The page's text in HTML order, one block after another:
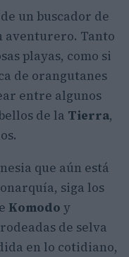
un buscador de
aventurero. Tanto
playas, como si
de orangutanes
entre algunos
de la Tierra,
que aún está
siga los
Komodo y
de selva
en lo cotidiano,